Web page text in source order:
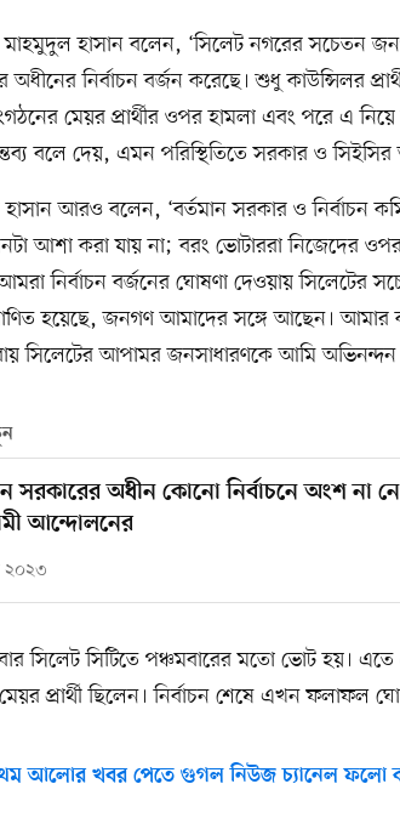
মাহমুদুল হাসান বলেন, ‘সিলেট নগরের সচেতন
নির্বাচন বর্জন করেছে। শুধু কাউন্সিলর
মেয়র প্রার্থীর ওপর হামলা এবং পরে এ নিয়ে
বলে দেয়, এমন পরিস্থিতিতে সরকার ও সিইসির
আরও বলেন, ‘বর্তমান সরকার ও নির্বাচন
আশা করা যায় না; বরং ভোটাররা নিজেদের
নির্বাচন বর্জনের ঘোষণা দেওয়ায় সিলেটের
হয়েছে, জনগণ আমাদের সঙ্গে আছেন। আমার
সিলেটের আপামর জনসাধারণকে আমি অভিনন্দন
সরকারের অধীন কোনো নির্বাচনে অংশ না
আন্দোলনের
২০২৩
সিলেট সিটিতে পঞ্চমবারের মতো ভোট হয়।
প্রার্থী ছিলেন। নির্বাচন শেষে এখন ফলাফল
আলোর খবর পেতে গুগল নিউজ চ্যানেল ফলো